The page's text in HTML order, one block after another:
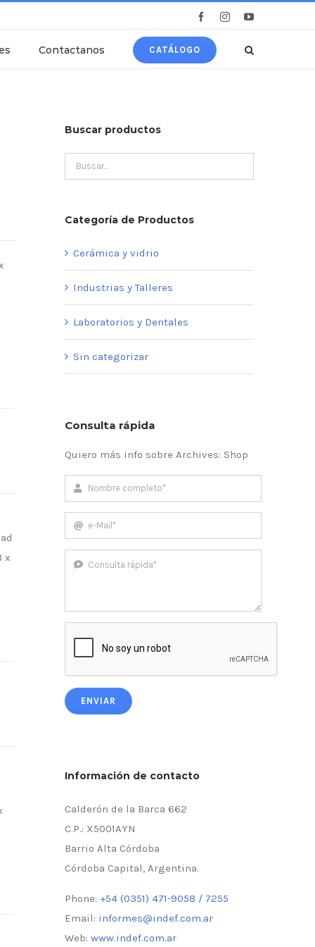
FacebookInstagramYouTube
Contactanos CATÁLOGO
x
Buscar productos
Categoría de Productos
Cerámica y vidrio
Industrias y Talleres
Laboratorios y Dentales
Sin categorizar
Consulta rápida
Quiero más info sobre Archives: Shop
ENVIAR
Información de contacto
Calderón de la Barca 662
C.P.: X5001AYN
Barrio Alta Córdoba
Córdoba Capital, Argentina.
Phone: +54 (0351) 471-9058 / 7255
Email: informes@indef.com.ar
Web: www.indef.com.ar